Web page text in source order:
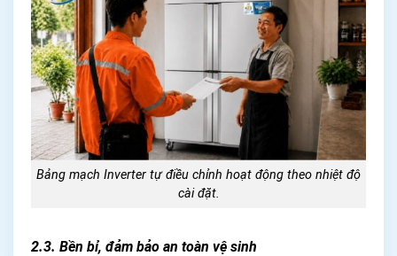
Bảng mạch Inverter tự điều chỉnh hoạt động theo nhiệt độ
cài đặt.
2.3. Bền bỉ, đảm bảo an toàn vệ sinh